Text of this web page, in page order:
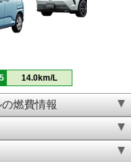
14.0km/L
燃費情報